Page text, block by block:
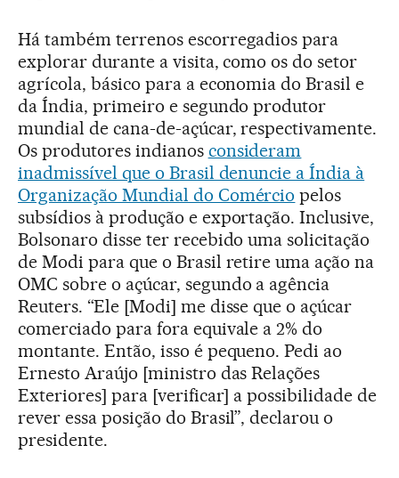
Há também terrenos escorregadios para
explorar durante a visita, como os do setor
agrícola, básico para a economia do Brasil e
da Índia, primeiro e segundo produtor
mundial de cana-de-açúcar, respectivamente.
Os produtores indianos consideram
inadmissível que o Brasil denuncie a Índia à
Organização Mundial do Comércio pelos
subsídios à produção e exportação. Inclusive,
Bolsonaro disse ter recebido uma solicitação
de Modi para que o Brasil retire uma ação na
OMC sobre o açúcar, segundo a agência
Reuters. “Ele [Modi] me disse que o açúcar
comerciado para fora equivale a 2% do
montante. Então, isso é pequeno. Pedi ao
Ernesto Araújo [ministro das Relações
Exteriores] para [verificar] a possibilidade de
rever essa posição do Brasil”, declarou o
presidente.